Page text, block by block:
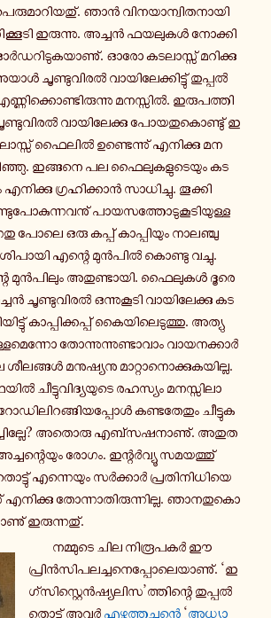
ഞാൻ വി­ന­യാ­ന്വി­ത­നാ­യി
ഇ­രു­ന്നു. അച്ചൻ ഫ­യ­ലു­കൾ നോ­ക്കി
ഓരോ ക­ട­ലാ­സ്സ് മ­റി­ക്കു­
ചൂ­ണ്ടു­വി­രൽ വാ­യി­ലേ­ക്കി­ട്ടു് തു­പ്പൽ
മ­ന­സ്സിൽ. ഇ­രു­പ­ത്തി­
വാ­യി­ലേ­ക്കു പോ­യ­തു­കൊ­ണ്ടു് ഇ­
ഫൈലിൽ ഉ­ണ്ടെ­ന്നു് എ­നി­ക്കു മ­ന­
ഇ­ങ്ങ­നെ പല ഫൈ­ലു­ക­ളു­ടെ­യും ക­ട­
ഗ്ര­ഹി­ക്കാൻ സാ­ധി­ച്ചു. തൂ­ക്കി­
പാ­യ­സ­ത്തോ­ടു­കൂ­ടി­യു­ള്ള
പോലെ ഒരു കപ്പ് കാ­പ്പി­യും നാ­ല­ഞ്ചു
ശി­പാ­യി എന്റെ മുൻ­പിൽ കൊ­ണ്ടു വച്ചു.
മുൻ­പി­ലും അ­തു­ണ്ടാ­യി. ഫൈ­ലു­കൾ ദൂരെ
ചൂ­ണ്ടു­വി­രൽ ഒ­ന്നു­കൂ­ടി വാ­യി­ലേ­ക്കു ക­ട­
കാ­പ്പി­ക്ക­പ്പ് കൈ­യി­ലെ­ടു­ത്തു. അ­ത്യു­
തോ­ന്നു­ന്നു­ണ്ടാ­വാം വാ­യ­ന­ക്കാർ­
ശീ­ല­ങ്ങൾ മ­നു­ഷ്യ­നു മാ­റ്റാ­നൊ­ക്കു­ക­യി­ല്ല.
ചീ­ട്ടു­വി­ദ്യ­യു­ടെ ര­ഹ­സ്യം മ­ന­സ്സി­ലാ­
ക­ണ്ട­തേ­തും ചീ­ട്ടു­ക­
അതൊരു എ­ബ്സ­ഷ­നാ­ണു്. അ­തു­ത­
രോഗം. ഇ­ന്റർ­വ്യൂ സ­മ­യ­ത്തു്
എ­ന്നെ­യും സർ­ക്കാർ പ്ര­തി­നി­ധി­യെ­
എ­നി­ക്കു തോ­ന്നാ­തി­രു­ന്നി­ല്ല. ഞാ­ന­തു­കൊ­
ഇ­രു­ന്ന­തു്.
ന­മ്മു­ടെ ചില നി­രൂ­പ­കർ ഈ
പ്രിൻ­സി­പ­ല­ച്ച­നെ­പ്പോ­ലെ­യാ­ണു്. ‘ഇ­
ഗ്സി­സ്റ്റെൻ­ഷ്യ­ലി­സ’ത്തി­ന്റെ തു­പ്പൽ­
തൊ­ട്ടു് അവർ എ­ഴു­ത്ത­ച്ഛ­ന്റെ ‘അ­ധ്യാ­